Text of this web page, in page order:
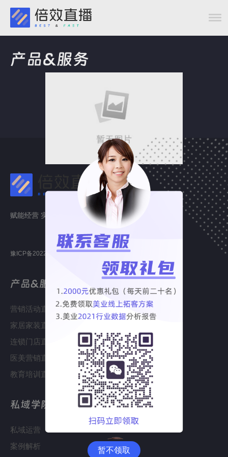
产品&服务
赋能经营 实现增长
豫ICP备2022005306号-1
产品&服务
营销活动直播
家居家装直播
连锁门店直播
医美营销直播
教育培训直播
私域学院
私域运营
案例解析
暂不领取